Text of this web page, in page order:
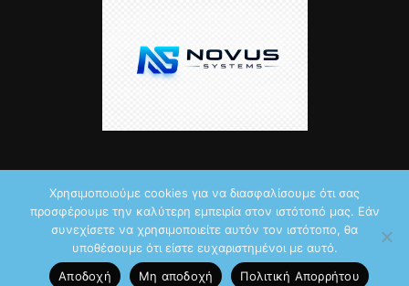
© 2026 by iTechNews.gr
Maddoctor dreamed it, Unpackman made it reality,Novus Systems
created it.
Χρησιμοποιούμε cookies για να διασφαλίσουμε ότι σας
προσφέρουμε την καλύτερη εμπειρία στον ιστότοπό μας. Εάν
συνεχίσετε να χρησιμοποιείτε αυτόν τον ιστότοπο, θα
υποθέσουμε ότι είστε ευχαριστημένοι με αυτό.
Αποδοχή
Μη αποδοχή Πολιτική Aπορρήτου